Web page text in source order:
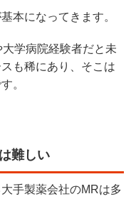
本になってきます。
学病院経験者だと未
も稀にあり、そこは
。
難しい
手製薬会社のMRは多